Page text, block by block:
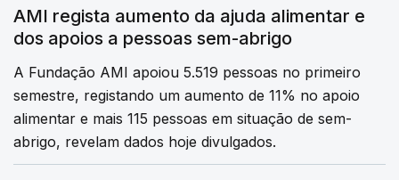
AMI regista aumento da ajuda alimentar e
dos apoios a pessoas sem-abrigo
A Fundação AMI apoiou 5.519 pessoas no primeiro
semestre, registando um aumento de 11% no apoio
alimentar e mais 115 pessoas em situação de sem-
abrigo, revelam dados hoje divulgados.